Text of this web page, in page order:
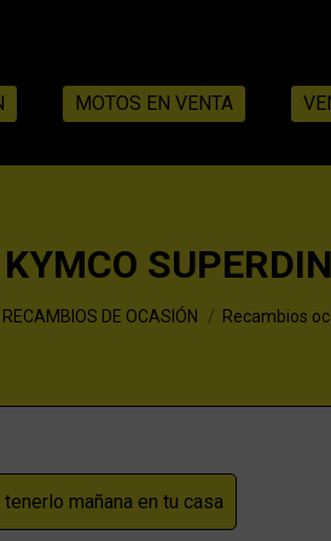
MOTOS EN VENTA
KYMCO
RECAMBIOS DE OCASIÓN Recambios
mañana en tu casa